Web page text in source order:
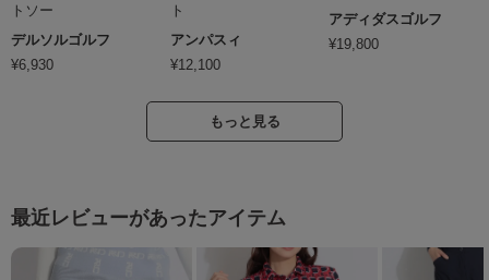
トソー
デルソルゴルフ
¥6,930
ト
アンパスィ
¥12,100
アディダスゴルフ
¥19,800
もっと見る
最近レビューがあったアイテム